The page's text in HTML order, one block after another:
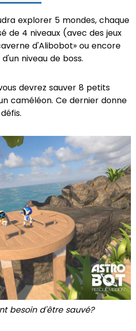
explorer 5 mondes, chaque
de 4 niveaux (avec des jeux
d'Alibobot» ou encore
niveau de boss.
devrez sauver 8 petits
caméléon. Ce dernier donne
besoin d'être sauvé?